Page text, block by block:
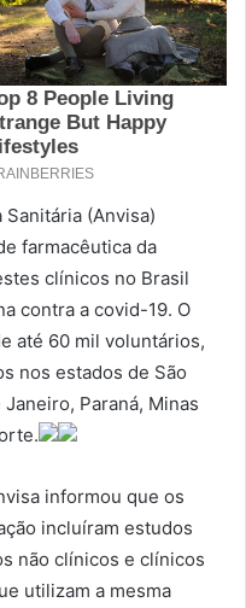
(Anvisa)
farmacêutica da
clínicos no Brasil
contra a covid-19. O
até 60 mil voluntários,
nos estados de São
Paraná, Minas
informou que os
incluíram estudos
não clínicos e clínicos
utilizam a mesma